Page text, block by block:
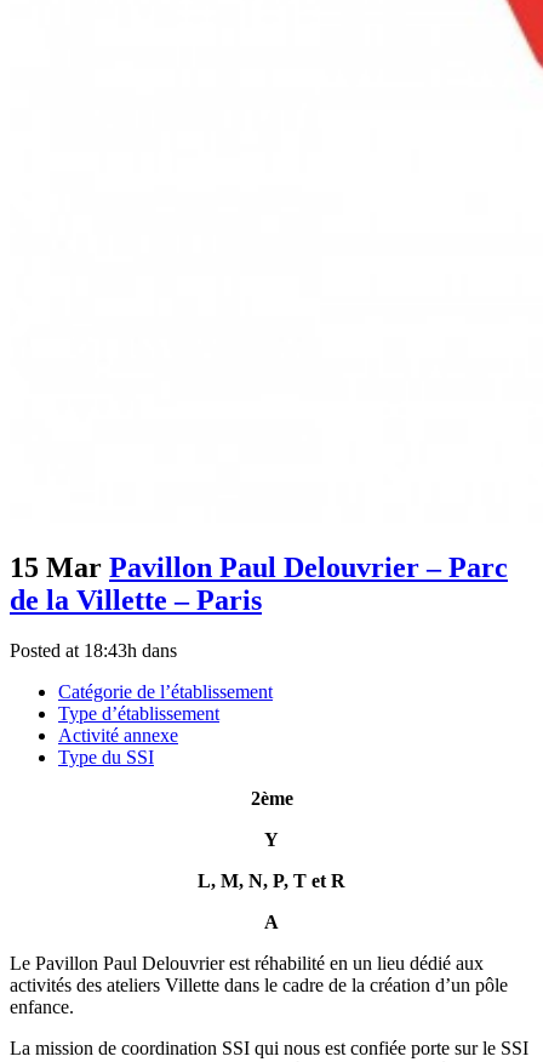
15 Mar Pavillon Paul Delouvrier – Parc
de la Villette – Paris
Posted at 18:43h dans
Catégorie de l’établissement
Type d’établissement
Activité annexe
Type du SSI
2ème
Y
L, M, N, P, T et R
A
Le Pavillon Paul Delouvrier est réhabilité en un lieu dédié aux
activités des ateliers Villette dans le cadre de la création d’un pôle
enfance.
La mission de coordination SSI qui nous est confiée porte sur le SSI